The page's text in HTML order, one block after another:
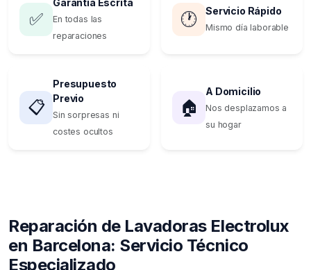
✅
Garantía Escrita
En todas las
reparaciones
🕐 Servicio Rápido
Mismo día laborable
📋
Presupuesto
Previo
Sin sorpresas ni
costes ocultos
🏠
A Domicilio
Nos desplazamos a
su hogar
Reparación de Lavadoras Electrolux
en Barcelona: Servicio Técnico
Especializado